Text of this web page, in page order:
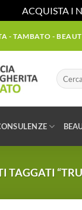
ACQUISTA I
- TAMBATO -
Cerca:
TAGGATI